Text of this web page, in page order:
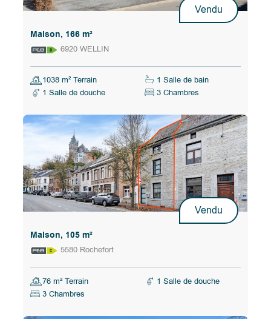
Vendu
Maison, 166 m²
6920 WELLIN
1038 m² Terrain
1 Salle de bain
1 Salle de douche
3 Chambres
Vendu
Maison, 105 m²
5580 Rochefort
76 m² Terrain
1 Salle de douche
3 Chambres